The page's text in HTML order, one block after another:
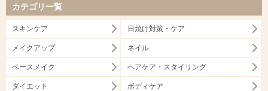
カテゴリ一覧
スキンケア 日焼け対策・ケア
メイクアップ ネイル
ベースメイク ヘアケア・スタイリング
ダイエット ボディケア